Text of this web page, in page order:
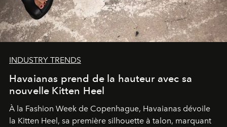
INDUSTRY TRENDS
Havaianas prend de la hauteur avec sa
nouvelle Kitten Heel
À la Fashion Week de Copenhague, Havaianas dévoile
la Kitten Heel, sa première silhouette à talon, marquant